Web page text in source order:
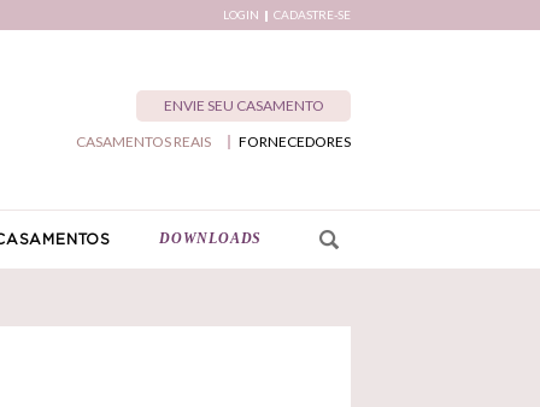
LOGIN CADASTRE-SE
ENVIE SEU CASAMENTO
FORNECEDORES
CASAMENTOS REAIS
DOWNLOADS